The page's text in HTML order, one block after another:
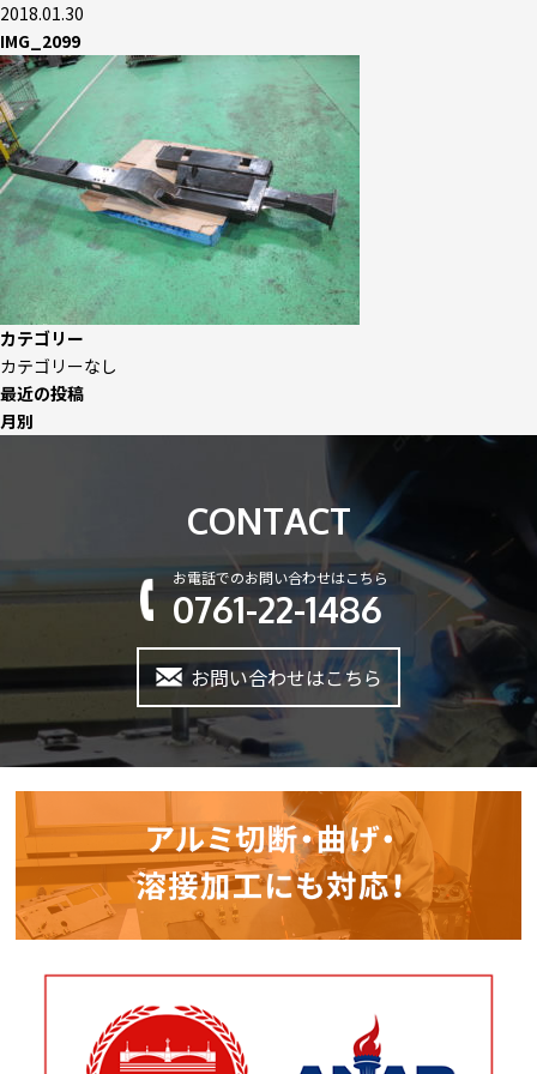
2018.01.30
IMG_2099
カテゴリー
カテゴリーなし
最近の投稿
月別
CONTACT
お電話でのお問い合わせはこちら
0761-22-1486
お問い合わせはこちら